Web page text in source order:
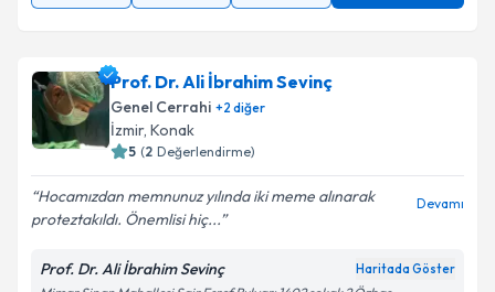
Prof. Dr. Ali İbrahim Sevinç
Genel Cerrahi +2 diğer
İzmir, Konak
5 (2 Değerlendirme)
Hocamızdan memnunuz yılında iki meme alınarak
proteztakıldı. Önemlisi hiç...
Devamı
Prof. Dr. Ali İbrahim Sevinç Haritada Göster